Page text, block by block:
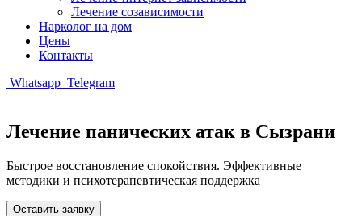
Лечение созависимости
Нарколог на дом
Цены
Контакты
Whatsapp Telegram
Лечение панических атак в Сызрани
Быстрое восстановление спокойствия. Эффективные
методики и психотерапевтическая поддержка
Оставить заявку